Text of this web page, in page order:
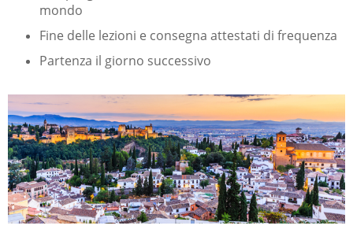
mondo
Fine delle lezioni e consegna attestati di frequenza
Partenza il giorno successivo